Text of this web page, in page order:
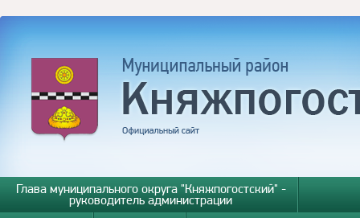
Глава муниципального округа "Княжпогостский" -
руководитель администрации